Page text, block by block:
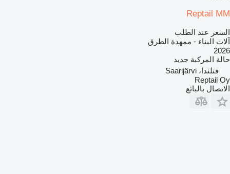
Reptail MM
السعر عند الطلب
آلات البناء - ممهدة الطرق
2026
حالة المركبة جديد
فنلندا، Saarijärvi
Reptail Oy
الاتصال بالبائع